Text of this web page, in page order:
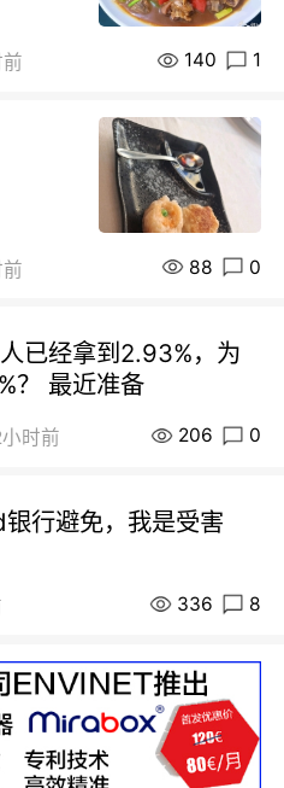
140 1
88 0
已经拿到2.93%，为
？ 最近准备
时前 206 0
行避免，我是受害
336 8